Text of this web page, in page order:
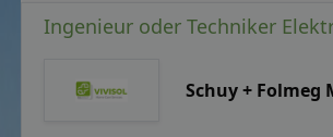
Ingenieur oder Techniker
Schuy + Folmeg